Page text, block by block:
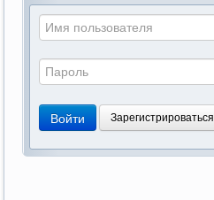
Войти Зарегистрироваться